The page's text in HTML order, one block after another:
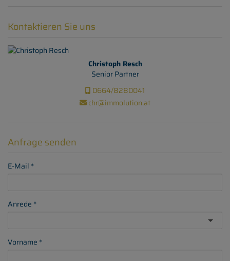
Kontaktieren Sie uns
Christoph Resch
Senior Partner
0664/8280041
chr@immolution.at
Anfrage senden
E-Mail
Anrede
Vorname